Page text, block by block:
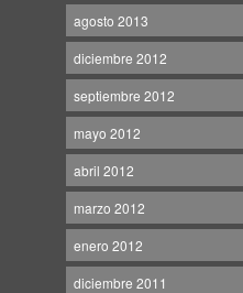
agosto 2013
diciembre 2012
septiembre 2012
mayo 2012
abril 2012
marzo 2012
enero 2012
diciembre 2011